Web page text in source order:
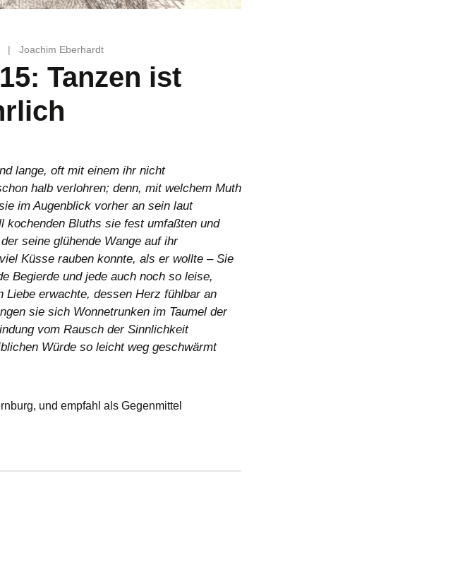
| Joachim Eberhardt
Tanzen ist
lange, oft mit einem ihr nicht
halb verlohren; denn, mit welchem Muth
im Augenblick vorher an sein laut
Bluths sie fest umfaßten und
seine glühende Wange auf ihr
Küsse rauben konnte, als er wollte – Sie
Begierde und jede auch noch so leise,
erwachte, dessen Herz fühlbar an
sie sich Wonnetrunken im Taumel der
vom Rausch der Sinnlichkeit
Würde so leicht weg geschwärmt
und empfahl als Gegenmittel